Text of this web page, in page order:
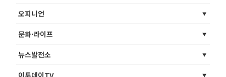
오피니언
문화·라이프
뉴스발전소